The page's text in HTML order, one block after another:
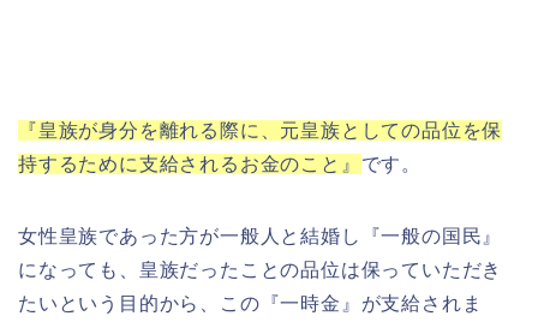
『皇族が身分を離れる際に、元皇族としての品位を保
持するために支給されるお金のこと』 です。
女性皇族であった方が一般人と結婚し『一般の国民』
になっても、皇族だったことの品位は保っていただき
たいという目的から、この『一時金』が支給されま